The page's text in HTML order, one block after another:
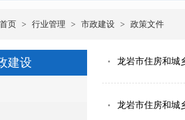
首页 > 行业管理 > 市政建设 > 政策文件
建设 龙岩市住房和城
龙岩市住房和城